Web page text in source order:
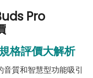
，還送千元尊榮卡及
！此外在台灣有超過
購買終生服務，售後
節省！
x 63.2 mm
機：約 62.4g
色、灰色
Pro
格評價大解析
質和智慧型功能吸引